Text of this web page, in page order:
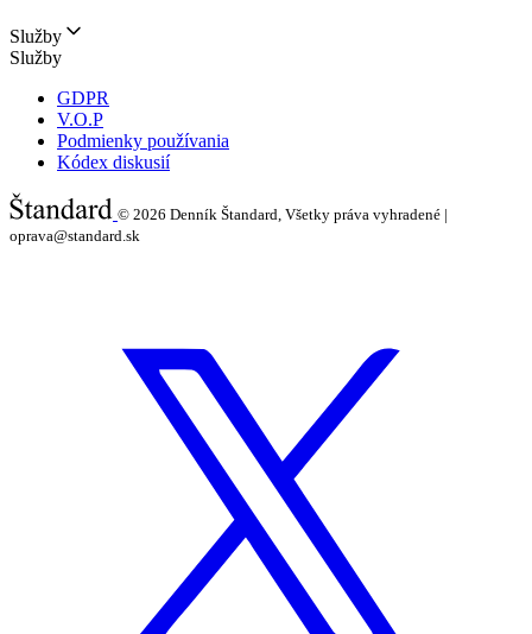
Služby
Služby
GDPR
V.O.P
Podmienky používania
Kódex diskusií
© 2026 Denník Štandard, Všetky práva vyhradené |
oprava@standard.sk